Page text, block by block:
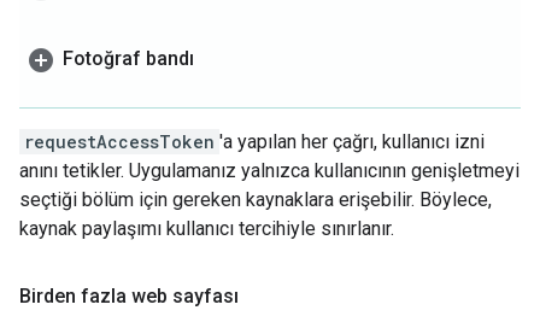
Fotoğraf bandı
requestAccessToken 'a yapılan her çağrı, kullanıcı izni
anını tetikler. Uygulamanız yalnızca kullanıcının genişletmeyi
seçtiği bölüm için gereken kaynaklara erişebilir. Böylece,
kaynak paylaşımı kullanıcı tercihiyle sınırlanır.
Birden fazla web sayfası